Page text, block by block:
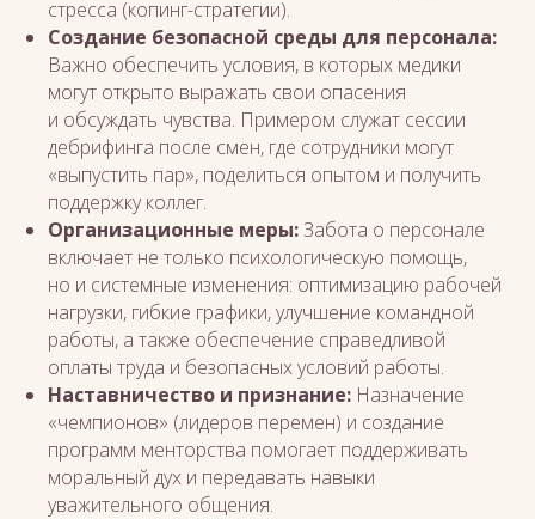
стресса (копинг-стратегии).
Создание безопасной среды для персонала:
Важно обеспечить условия, в которых медики
могут открыто выражать свои опасения
и обсуждать чувства. Примером служат сессии
дебрифинга после смен, где сотрудники могут
«выпустить пар», поделиться опытом и получить
поддержку коллег.
Организационные меры:Забота о персонале
включает не только психологическую помощь,
но и системные изменения: оптимизацию рабочей
нагрузки, гибкие графики, улучшение командной
работы, а также обеспечение справедливой
оплаты труда и безопасных условий работы.
Наставничество и признание: Назначение
«чемпионов» (лидеров перемен) и создание
программ менторства помогает поддерживать
моральный дух и передавать навыки
уважительного общения.